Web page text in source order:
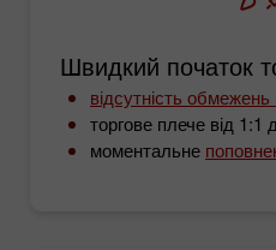
Швидкий початок
відсутність
торгове плече від 1:1
моментальне